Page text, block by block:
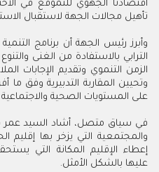
اقتصادنا الجهوي للتموقع في
تأهيل مجالات الجهة لاستقبال
وأبرز رئيس الجهة أن برنامج
الترابي بالاستفادة من الغنى
الزمن التنموي وتقديم الإجابات
على المستويات الصحية والاجتماعية
في سياق متصل، أشاد السيد عمر
والمجتمعية التي يزخر بها
إعطاء الإقليم المكانة التي
عليها بالشكل الأمثل.